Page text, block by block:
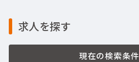
求人を探す
現在の検索条件